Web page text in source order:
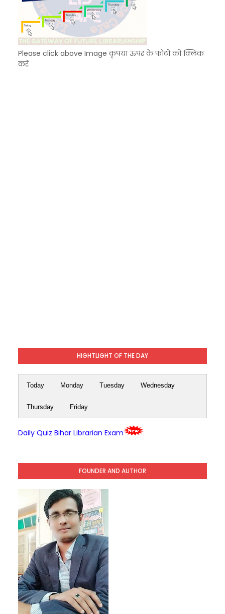
Please click above Image कृपया ऊपर के फोटो को क्लिक
करें
HIGHTLIGHT OF THE DAY
Today Monday Tuesday Wednesday
Thursday Friday
Daily Quiz Bihar Librarian Exam
FOUNDER AND AUTHOR